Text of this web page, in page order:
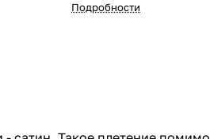
Подробности